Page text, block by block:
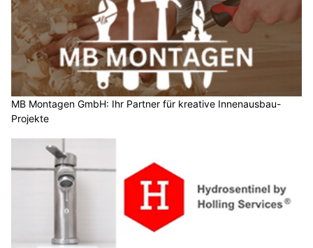
MB Montagen GmbH: Ihr Partner für kreative Innenausbau-
Projekte